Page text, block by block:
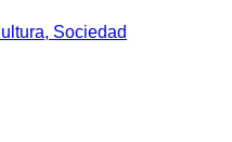
Sociedad